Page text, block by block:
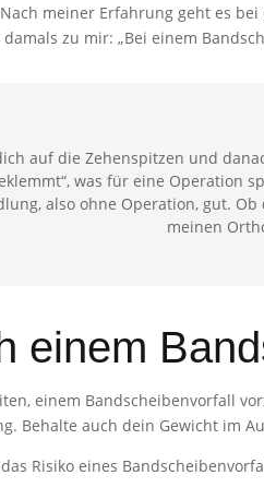
meiner Erfahrung geht es
zu mir: „Bei einem
auf die Zehenspitzen und
was für eine Operation
also ohne Operation, gut.
meinen
einem
einem Bandscheibenvorfall
Behalte auch dein Gewicht im
Risiko eines